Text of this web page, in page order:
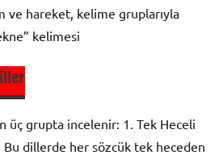
ve hareket, kelime gruplarıyla
keli­mesi
üç grupta incelenir: 1. Tek Heceli
Bu dillerde her sözcük tek heceden